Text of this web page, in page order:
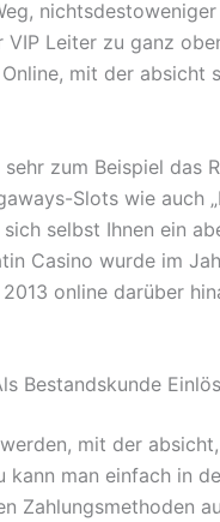
Leiter zu ganz
mit der absicht
zum Beispiel das
Slots wie auch
selbst Ihnen ein
Casino wurde im
online darüber
Bestandskunde
mit der
man einfach in
Zahlungsmethoden